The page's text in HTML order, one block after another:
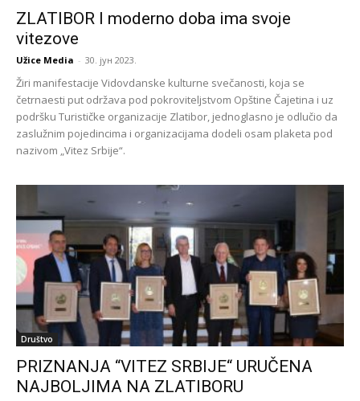
ZLATIBOR I moderno doba ima svoje
vitezove
Užice Media - 30. јун 2023.
Žiri manifestacije Vidovdanske kulturne svečanosti, koja se
četrnaesti put održava pod pokroviteljstvom Opštine Čajetina i uz
podršku Turističke organizacije Zlatibor, jednoglasno je odlučio da
zaslužnim pojedincima i organizacijama dodeli osam plaketa pod
nazivom „Vitez Srbije“.
Društvo
PRIZNANJA “VITEZ SRBIJE“ URUČENA
NAJBOLJIMA NA ZLATIBORU